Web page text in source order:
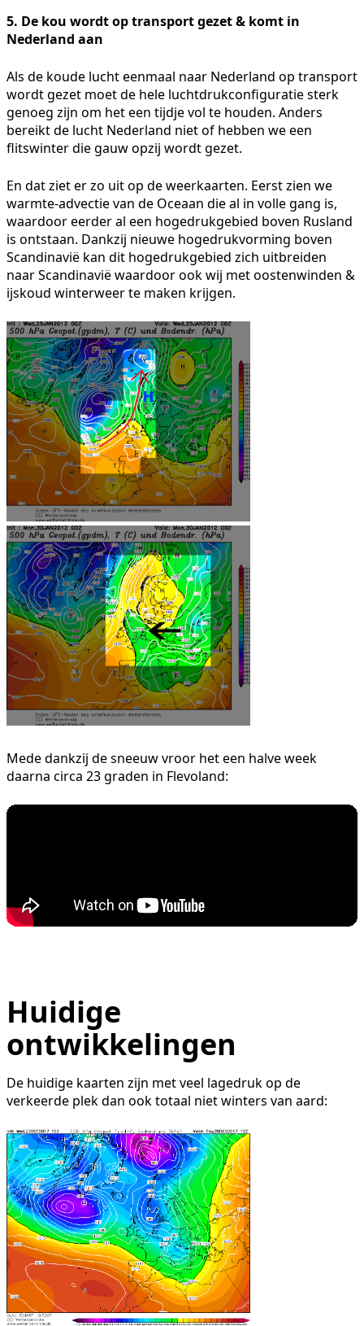
5. De kou wordt op transport gezet & komt in
Nederland aan
Als de koude lucht eenmaal naar Nederland op transport
wordt gezet moet de hele luchtdrukconfiguratie sterk
genoeg zijn om het een tijdje vol te houden. Anders
bereikt de lucht Nederland niet of hebben we een
flitswinter die gauw opzij wordt gezet.
En dat ziet er zo uit op de weerkaarten. Eerst zien we
warmte-advectie van de Oceaan die al in volle gang is,
waardoor eerder al een hogedrukgebied boven Rusland
is ontstaan. Dankzij nieuwe hogedrukvorming boven
Scandinavië kan dit hogedrukgebied zich uitbreiden
naar Scandinavië waardoor ook wij met oostenwinden &
ijskoud winterweer te maken krijgen.
Mede dankzij de sneeuw vroor het een halve week
daarna circa 23 graden in Flevoland:
Huidige
ontwikkelingen
De huidige kaarten zijn met veel lagedruk op de
verkeerde plek dan ook totaal niet winters van aard: